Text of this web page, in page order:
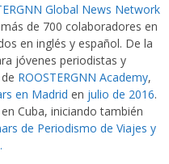
Global News Network
de 700 colaboradores en
en inglés y español. De la
jóvenes periodistas y
ROOSTERGNN Academy,
en Madrid en julio de 2016.
Cuba, iniciando también
de Periodismo de Viajes y